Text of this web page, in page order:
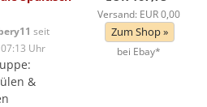
seit
Uhr
&
Versand: EUR 0,00
Zum Shop »
bei Ebay*